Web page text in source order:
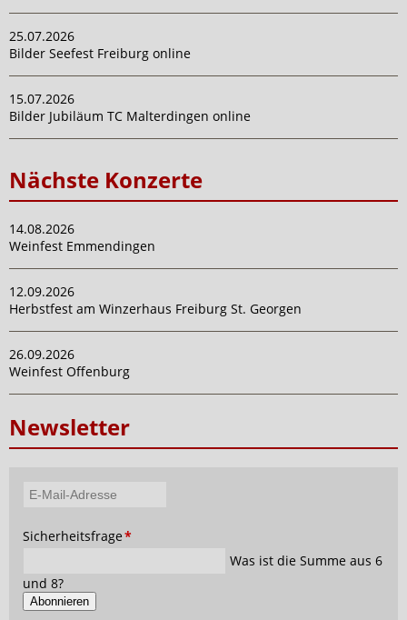
25.07.2026
Bilder Seefest Freiburg online
15.07.2026
Bilder Jubiläum TC Malterdingen online
Nächste Konzerte
14.08.2026
Weinfest Emmendingen
12.09.2026
Herbstfest am Winzerhaus Freiburg St. Georgen
26.09.2026
Weinfest Offenburg
Newsletter
Adresse
Pflichtfeld
Sicherheitsfrage*
Was ist die Summe aus 6
und 8?
Abonnieren